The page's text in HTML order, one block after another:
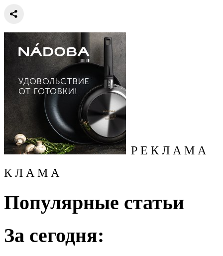
Р Е К Л А М А
К Л А М А
Популярные статьи
За сегодня: